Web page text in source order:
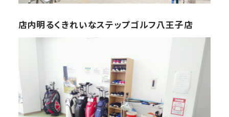
店内明るくきれいなステップゴルフ八王子店